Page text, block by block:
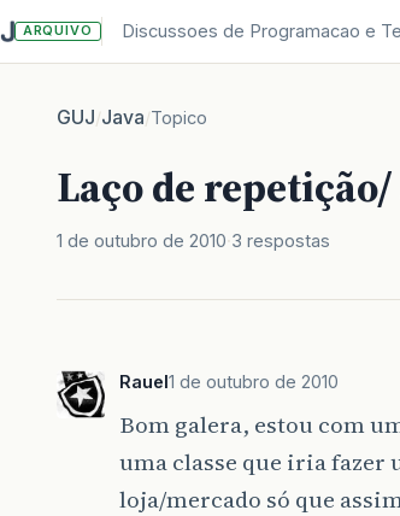
ARQUIVO Discussoes de Programacao e
GUJ/Java/Topico
Laço de
1 de outubro de 2010 3 respostas
Rauel1 de outubro de 2010
Bom galera, estou com
uma classe que iria fazer
loja/mercado só que